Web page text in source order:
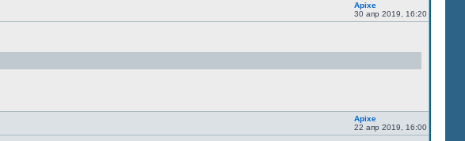
Apixe
30 апр 2019, 16:20
Apixe
22 апр 2019, 16:00